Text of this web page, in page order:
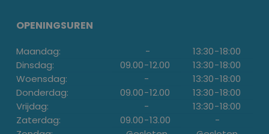
OPENINGSUREN
Maandag: - 13:30-18:00
Dinsdag:
09.00-12.00 13:30-18:00
Woensdag:
- 13:30-18:00
Donderdag:
09.00-12.00 13:30-18:00
Vrijdag:
- 13:30-18:00
Zaterdag:
09.00-13.00
-